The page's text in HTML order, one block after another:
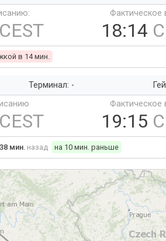
CEST
Фактическое
18:14
в 14 мин.
Терминал: -
CEST
Фактическое
19:15
мин. назад на 10 мин. раньше